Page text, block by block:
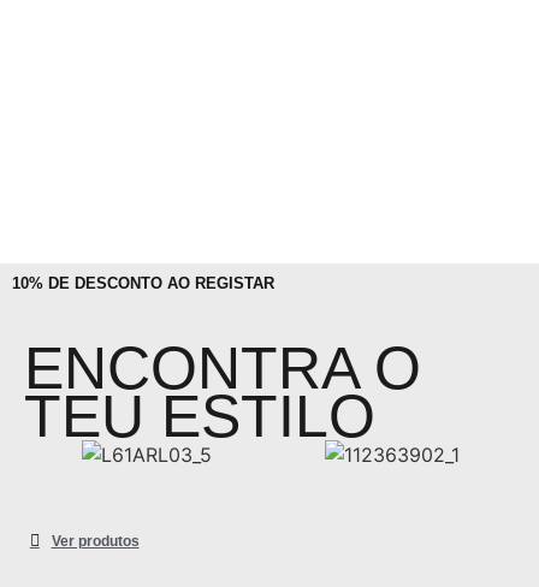
10% DE DESCONTO AO REGISTAR
ENCONTRA O
TEU ESTILO
Ver produtos